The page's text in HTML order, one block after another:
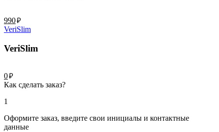
990руб.
VeriSlim
VeriSlim
0руб.
Как сделать заказ?
1
Оформите заказ, введите свои инициалы и контактные
данные